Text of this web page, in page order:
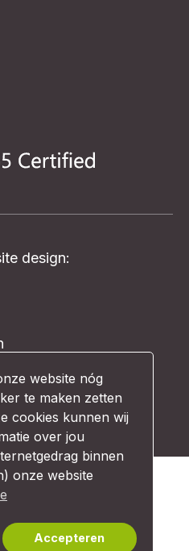
design:
website nóg
te maken zetten
cookies kunnen wij
over jou
binnen
onze website
Accepteren